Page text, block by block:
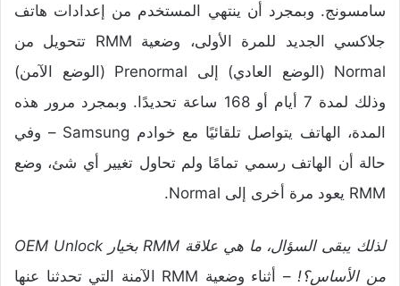
سامسونج. وبمجرد أن ينتهي المستخدم من إعدادات هاتف
جلاكسي الجديد للمرة الأولى، وضعية RMM تتحويل من
Normal (الوضع العادي) إلى Prenormal (الوضع الآمن)
وذلك لمدة 7 أيام أو 168 ساعة تحديدًا. وبمجرد مرور هذه
المدة، الهاتف يتواصل تلقائيًا مع خوادم Samsung – وفي
حالة أن الهاتف رسمي تمامًا ولم تحاول تغيير أي شئ، وضع
RMM يعود مرة أخرى إلى Normal.
لذلك يبقى السؤال، ما هي علاقة RMM بخيار OEM Unlock
من الأساس؟!
– أثناء وضعية RMM الآمنة التي تحدثنا عنها